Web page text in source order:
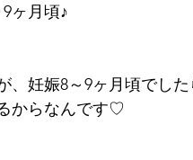
ヶ月頃♪
、妊娠8～9ヶ月頃でし
からなんです♡